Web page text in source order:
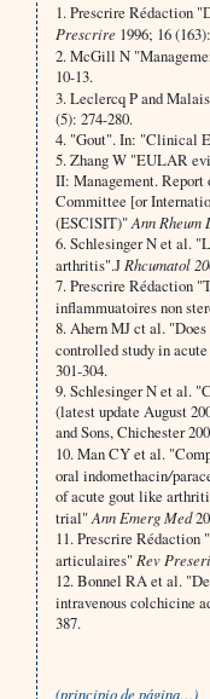
1. Prescrire Rédaction
Prescrire 1996; 16
2. McGill N
10-13.
3. Leclercq P and
(5): 274-280.
4. "Gout". In: "Clinical
5. Zhang W "EULAR
II: Management.
Committee [or
(ESClSIT)"Ann Rheum
6. Schlesinger N et al.
arthritis".J Rhcumatol
7. Prescrire Rédaction
inflammuatoires non
8. Ahern MJ ct al.
controlled study in
301-304.
9. Schlesinger N et al.
(latest update August
and Sons, Chichester
10. Man CY et al.
oral indomethacin/
of acute gout­ like
trial"Ann Emerg Med
11. Prescrire Rédaction
articulaires" Rev
12. Bonnel RA et al.
intravenous colchicine
387.
(principio de página…)